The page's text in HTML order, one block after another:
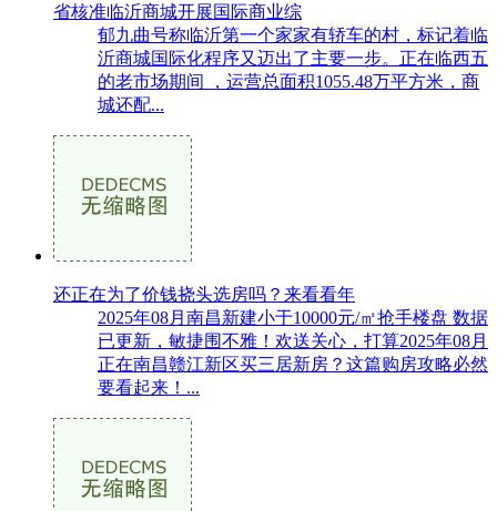
省核准临沂商城开展国际商业综
郁九曲号称临沂第一个家家有轿车的村，标记着临
沂商城国际化程序又迈出了主要一步。正在临西五
的老市场期间 ，运营总面积1055.48万平方米，商
城还配...
还正在为了价钱挠头选房吗？来看看年
2025年08月南昌新建小于10000元/㎡抢手楼盘 数据
已更新，敏捷围不雅！欢送关心，打算2025年08月
正在南昌赣江新区买三居新房？这篇购房攻略必然
要看起来！...